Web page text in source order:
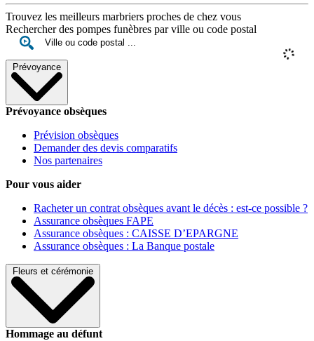
Trouvez les meilleurs marbriers proches de chez vous
Rechercher des pompes funèbres par ville ou code postal
Prévoyance
Prévoyance obsèques
Prévision obsèques
Demander des devis comparatifs
Nos partenaires
Pour vous aider
Racheter un contrat obsèques avant le décès : est-ce possible ?
Assurance obsèques FAPE
Assurance obsèques : CAISSE D’EPARGNE
Assurance obsèques : La Banque postale
Fleurs et cérémonie
Hommage au défunt